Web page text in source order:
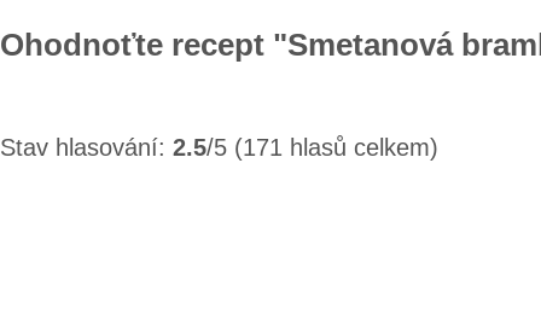
Ohodnoťte recept "Smetanová
Stav hlasování: 2.5/5 (171 hlasů celkem)